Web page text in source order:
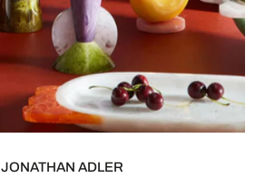
JONATHAN ADLER